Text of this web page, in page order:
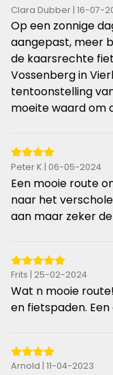
5
van
de
5
sterren
Clara Dubber | 16-07-
Op een zonnige
aangepast, meer
de kaarsrechte
Vossenberg in
tentoonstelling
moeite waard om
4
van
de
5
Peter K | 06-05-2024
Een mooie route
naar het
aan maar zeker
5
van
de
Frits | 25-02-2024
Wat n mooie
en fietspaden.
4
Arnold | 11-04-2023